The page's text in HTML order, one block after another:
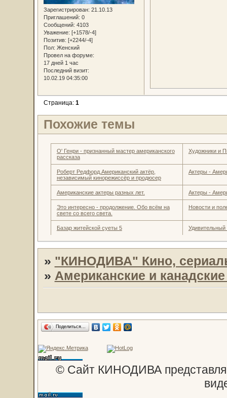
Зарегистрирован: 21.10.13
Приглашений: 0
Сообщений: 4103
Уважение: [+1578/-4]
Позитив: [+2244/-4]
Пол: Женский
Провел на форуме:
17 дней 1 час
Последний визит:
10.02.19 04:35:00
Страница: 1
Похожие темы
О' Генри - признанный мастер американского
рассказа
Художники и
Роберт Редфорд.Американский актёр,
независимый кинорежиссёр и продюсер
Актеры -
Американские актеры разных лет. Актеры -
Это интересно - продолжение. Обо всём на
свете со всего света.
Новости и
Базар житейской суеты 5
» "КИНОДИВА" Кино,
» Американские и
Поделиться…
© Сайт КИНОДИВА